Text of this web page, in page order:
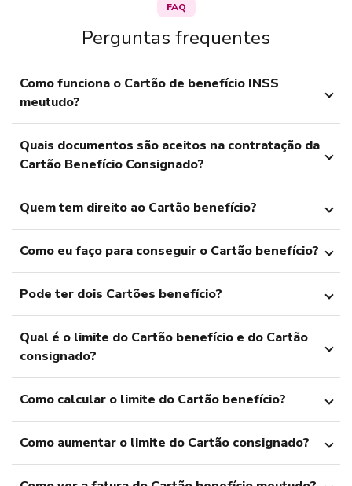
FAQ
Perguntas frequentes
Como funciona o Cartão de benefício INSS
meutudo?
Quais documentos são aceitos na contratação da
Cartão Benefício Consignado?
Quem tem direito ao Cartão benefício?
Como eu faço para conseguir o Cartão benefício?
Pode ter dois Cartões benefício?
Qual é o limite do Cartão benefício e do Cartão
consignado?
Como calcular o limite do Cartão benefício?
Como aumentar o limite do Cartão consignado?